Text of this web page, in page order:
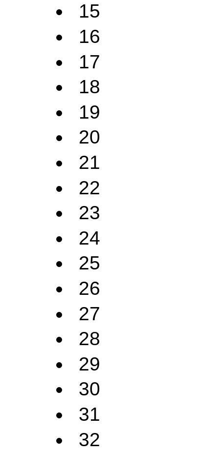
15
16
17
18
19
20
21
22
23
24
25
26
27
28
29
30
31
32